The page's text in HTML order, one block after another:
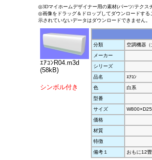
◎3Dマイホームデザイナー用の素材(パーツ/テクス
◎画像をドラッグ＆ドロップしてダウンロードす
示されていないデータはダウンロードできません。
ｴｱｺﾝR04.m3d
(58kB)
シンボル付き
分類
空調機器
メーカー
シリーズ
品名
ｴｱｺﾝ
色
白系
型番
サイズ
価格
材質
特徴
備考１
おもに12